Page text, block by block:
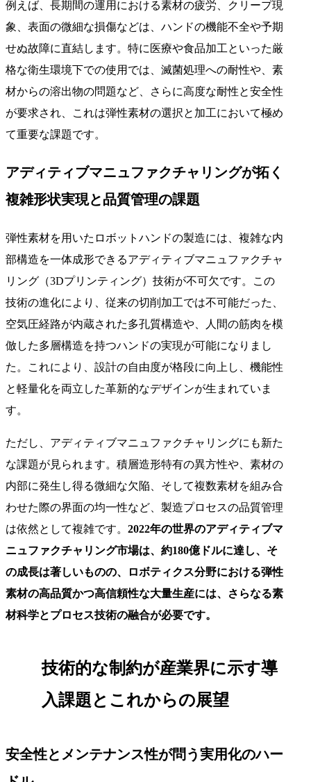
例えば、長期間の運用における素材の疲労、クリープ現
象、表面の微細な損傷などは、ハンドの機能不全や予期
せぬ故障に直結します。特に医療や食品加工といった厳
格な衛生環境下での使用では、滅菌処理への耐性や、素
材からの溶出物の問題など、さらに高度な耐性と安全性
が要求され、これは弾性素材の選択と加工において極め
て重要な課題です。
アディティブマニュファクチャリングが拓く
複雑形状実現と品質管理の課題
弾性素材を用いたロボットハンドの製造には、複雑な内
部構造を一体成形できるアディティブマニュファクチャ
リング（3Dプリンティング）技術が不可欠です。この
技術の進化により、従来の切削加工では不可能だった、
空気圧経路が内蔵された多孔質構造や、人間の筋肉を模
倣した多層構造を持つハンドの実現が可能になりまし
た。これにより、設計の自由度が格段に向上し、機能性
と軽量化を両立した革新的なデザインが生まれていま
す。
ただし、アディティブマニュファクチャリングにも新た
な課題が見られます。積層造形特有の異方性や、素材の
内部に発生し得る微細な欠陥、そして複数素材を組み合
わせた際の界面の均一性など、製造プロセスの品質管理
は依然として複雑です。 2022年の世界のアディティブマ
ニュファクチャリング市場は、約180億ドルに達し、そ
の成長は著しいものの、ロボティクス分野における弾性
素材の高品質かつ高信頼性な大量生産には、さらなる素
材科学とプロセス技術の融合が必要です。
技術的な制約が産業界に示す導
入課題とこれからの展望
安全性とメンテナンス性が問う実用化のハー